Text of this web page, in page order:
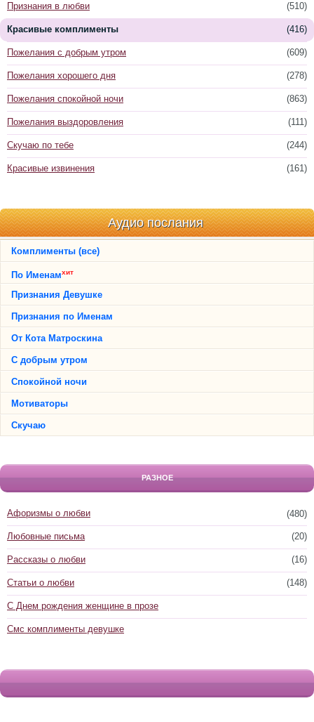
(510)
Признания в любви
(416)
Красивые комплименты
(609)
Пожелания с добрым утром
(278)
Пожелания хорошего дня
(863)
Пожелания спокойной ночи
(111)
Пожелания выздоровления
(244)
Скучаю по тебе
(161)
Красивые извинения
Аудио послания
Комплименты (все)
По Именамхит
Признания Девушке
Признания по Именам
От Кота Матроскина
С добрым утром
Спокойной ночи
Мотиваторы
Скучаю
РАЗНОЕ
(480)
Афоризмы о любви
(20)
Любовные письма
(16)
Рассказы о любви
(148)
Статьи о любви
С Днем рождения женщине в прозе
Смс комплименты девушке